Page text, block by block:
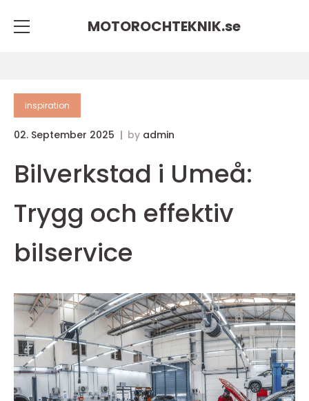
MOTOROCHTEKNIK.se
inspiration
02. September 2025 by admin
Bilverkstad i Umeå:
Trygg och effektiv
bilservice